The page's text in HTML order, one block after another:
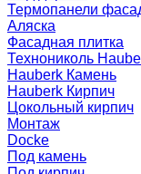
Термопанели
Аляска
Фасадная плитка
Технониколь
Hauberk Камень
Hauberk Кирпич
Цокольный кирпич
Монтаж
Docke
Под камень